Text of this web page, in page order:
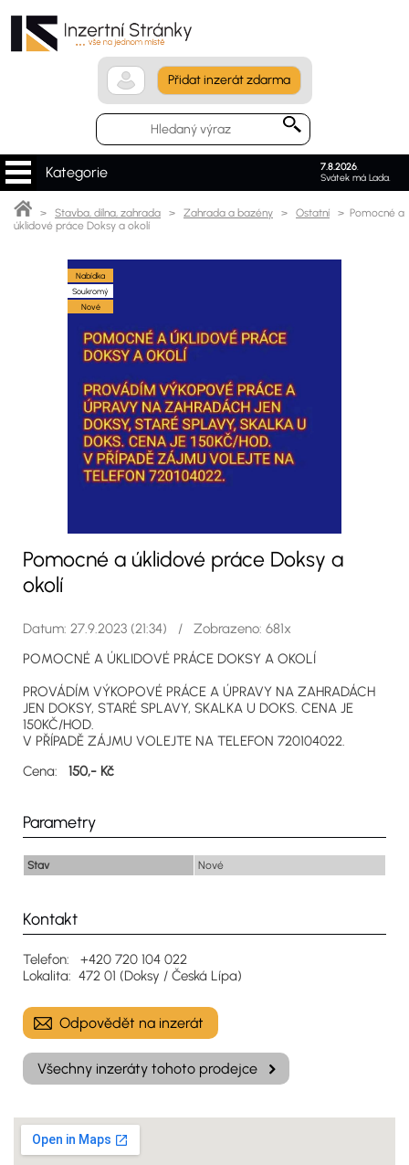
Přidat inzerát zdarma
7.8.2026.
Svátek má Lada.
Kategorie
> Stavba, dílna, zahrada > Zahrada a bazény > Ostatní > Pomocné a
úklidové práce Doksy a okolí
Nabídka
Soukromý
Nové
Pomocné a úklidové práce Doksy a
okolí
Datum: 27.9.2023 (21:34) / Zobrazeno: 681x
POMOCNÉ A ÚKLIDOVÉ PRÁCE DOKSY A OKOLÍ
PROVÁDÍM VÝKOPOVÉ PRÁCE A ÚPRAVY NA ZAHRADÁCH
JEN DOKSY, STARÉ SPLAVY, SKALKA U DOKS. CENA JE
150KČ/HOD.
V PŘÍPADĚ ZÁJMU VOLEJTE NA TELEFON 720104022.
Cena: 150,- Kč
Parametry
Stav Nové
Kontakt
Telefon: +420 720 104 022
Lokalita: 472 01 (Doksy / Česká Lípa)
Odpovědět na inzerát
Všechny inzeráty tohoto prodejce